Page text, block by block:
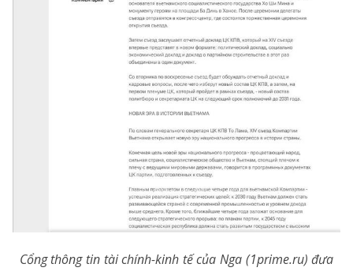
Cổng thông tin tài chính-kinh tế của Nga (1prime.ru) đưa